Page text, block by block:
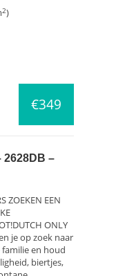
2)
€349
2628DB –
ZOEKEN EEN
ONLY
je op zoek naar
en houd
biertjes,